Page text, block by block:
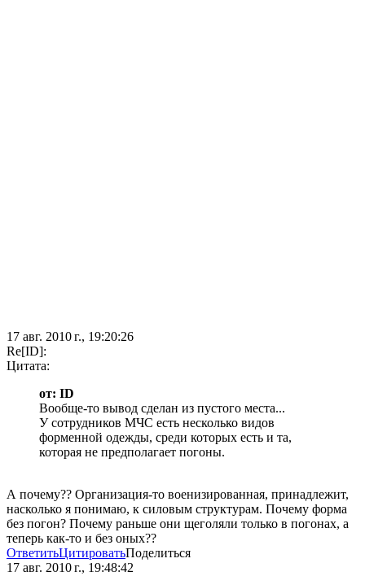
17 авг. 2010 г., 19:20:26
Re[ID]:
Цитата:
от: ID
Вообще-то вывод сделан из пустого места...
У сотрудников МЧС есть несколько видов
форменной одежды, среди которых есть и та,
которая не предполагает погоны.
А почему?? Организация-то военизированная, принадлежит,
насколько я понимаю, к силовым структурам. Почему форма
без погон? Почему раньше они щеголяли только в погонах, а
теперь как-то и без оных??
ОтветитьЦитироватьПоделиться
17 авг. 2010 г., 19:48:42